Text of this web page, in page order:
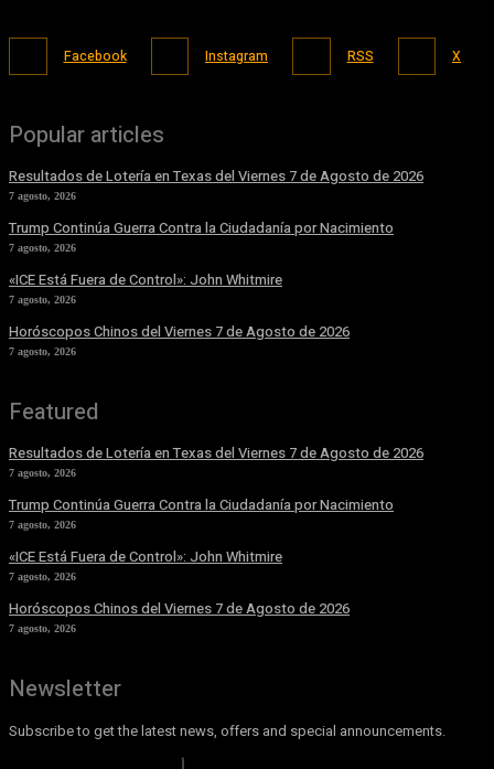
Facebook Instagram RSS X
Popular articles
Resultados de Lotería en Texas del Viernes 7 de Agosto de 2026
7 agosto, 2026
Trump Continúa Guerra Contra la Ciudadanía por Nacimiento
7 agosto, 2026
«ICE Está Fuera de Control»: John Whitmire
7 agosto, 2026
Horóscopos Chinos del Viernes 7 de Agosto de 2026
7 agosto, 2026
Featured
Resultados de Lotería en Texas del Viernes 7 de Agosto de 2026
7 agosto, 2026
Trump Continúa Guerra Contra la Ciudadanía por Nacimiento
7 agosto, 2026
«ICE Está Fuera de Control»: John Whitmire
7 agosto, 2026
Horóscopos Chinos del Viernes 7 de Agosto de 2026
7 agosto, 2026
Newsletter
Subscribe to get the latest news, offers and special announcements.